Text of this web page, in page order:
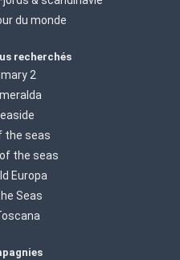
du monde
recherchés
2
the seas
the seas
Europa
Seas